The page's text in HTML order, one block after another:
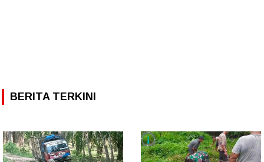
BERITA TERKINI